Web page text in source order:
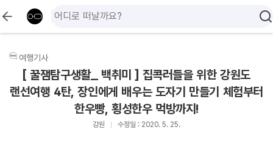
여행기사
[ 꿀잼탐구생활_ 백취미 ] 집콕러들을 위한 강원도
랜선여행 4탄, 장인에게 배우는 도자기 만들기 체험부터
한우빵, 횡성한우 먹방까지!
강원 수정일 : 2020. 5. 25.